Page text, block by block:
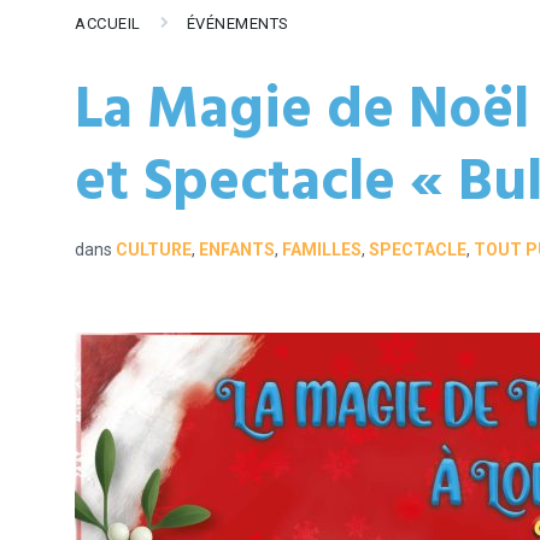
ACCUEIL ÉVÉNEMENTS
La Magie de
et Spectacle «
dans CULTURE, ENFANTS, FAMILLES, SPECTACLE, TOUT